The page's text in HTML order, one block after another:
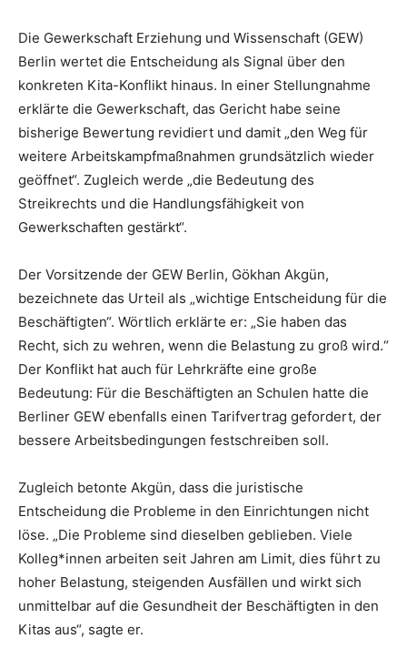
Die Gewerkschaft Erziehung und Wissenschaft (GEW)
Berlin wertet die Entscheidung als Signal über den
konkreten Kita-Konflikt hinaus. In einer Stellungnahme
erklärte die Gewerkschaft, das Gericht habe seine
bisherige Bewertung revidiert und damit „den Weg für
weitere Arbeitskampfmaßnahmen grundsätzlich wieder
geöffnet“. Zugleich werde „die Bedeutung des
Streikrechts und die Handlungsfähigkeit von
Gewerkschaften gestärkt“.
Der Vorsitzende der GEW Berlin, Gökhan Akgün,
bezeichnete das Urteil als „wichtige Entscheidung für die
Beschäftigten“. Wörtlich erklärte er: „Sie haben das
Recht, sich zu wehren, wenn die Belastung zu groß wird.“
Der Konflikt hat auch für Lehrkräfte eine große
Bedeutung: Für die Beschäftigten an Schulen hatte die
Berliner GEW ebenfalls einen Tarifvertrag gefordert, der
bessere Arbeitsbedingungen festschreiben soll.
Zugleich betonte Akgün, dass die juristische
Entscheidung die Probleme in den Einrichtungen nicht
löse. „Die Probleme sind dieselben geblieben. Viele
Kolleg*innen arbeiten seit Jahren am Limit, dies führt zu
hoher Belastung, steigenden Ausfällen und wirkt sich
unmittelbar auf die Gesundheit der Beschäftigten in den
Kitas aus“, sagte er.